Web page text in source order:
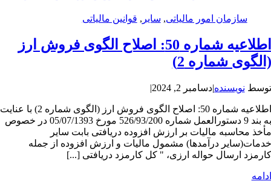
سازمان امور مالیاتی, سایر , قوانین مالیاتی
اطلاعیه شماره 50: اصلاح الگوی فروش ارز
(الگوی شماره 2)
توسط نویسنده|دسامبر 2, 2024 |
اطلاعیه شماره 50: اصلاح الگوی فروش ارز (الگوی شماره 2) با عنایت
به بند 9 دستورالعمل شماره 526/93/200 مورخ 05/07/1393 در خصوص
مأخذ محاسبه مالیات بر ارزش افزوده دریافتی بابت سایر
خدمات(سایر درآمدها) مشمول مالیات و ارزش افزوده از جمله
کارمزد ارسال حواله ارزی، " کل کارمزد دریافتی [...]
ادامه